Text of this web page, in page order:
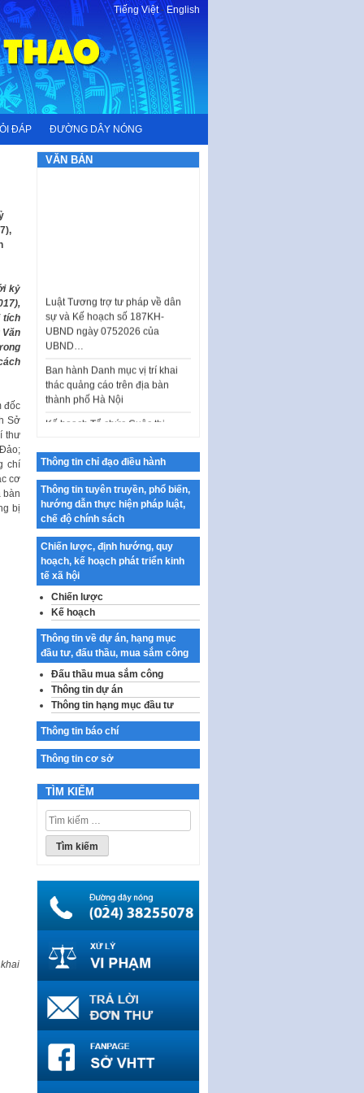
Tiếng Việt-English
ĐÁP ĐƯỜNG DÂY NÓNG
kỷ
tích
đốc
Sở
thư
chí
cơ
bàn
bị
VĂN BẢN
sự và Kế hoạch số 187KH-
UBND ngày 0752026 của
UBND…
Ban hành Danh mục vị trí khai
thành phố Hà Nội
Kế hoạch Tổ chức Cuộc thi
chính luận về bảo vệ nền tảng tư
Công bố công khai dự toán kinh
phí xây dựng pháp luật, hoàn
thiện thể chế, chính…
Quy định về nghiên cứu, ứng
dụng khoa học, công nghệ, đổi
mới sáng tạo và chuyển…
Quy định chi tiết và hướng dẫn
thi hành một số điều của Luật Lý
lịch tư…
Sửa đổi, bổ sung một số nội
dung tại Nghị quyết số 30/NQ-
CP ngày 24 tháng 02…
Ban hành Chương trình hành
động của Chính phủ thực hiện
Nghị quyết số 02-NQ/TW ngày
17…
THÔNG BÁO Tuyển dụng lao
động hợp đồng theo Nghị định
số 111/2022/NĐ-CP ngày
30/12/2022 của Chính…
của Thông tư số 320/2016/TT-
BTC của Bộ trưởng Bộ Tài…
Quy định về quản lý website
Nghị quyết quy định điều kiện,
thủ tục tặng, thu hồi danh hiệu
"Công dân danh dự…
Nghị quyết quy định một số
chính sách thúc đẩy nghiên cứu
khoa học, phát triển công…
Nghị quyết công bố Nghị quyết
quy phạm pháp luật của HĐND
Nghị quyết ban hành quy chế
tiếp công dân của Thường trực
Thông tin chỉ đạo điều hành
Thông tin tuyên truyền, phổ biến,
hướng dẫn thực hiện pháp luật,
chế độ chính sách
Chiến lược, định hướng, quy
hoạch, kế hoạch phát triển kinh
tế xã hội
Chiến lược
Kế hoạch
Thông tin về dự án, hạng mục
đầu tư, đấu thầu, mua sắm công
Đấu thầu mua sắm công
Thông tin dự án
Thông tin hạng mục đầu tư
Thông tin báo chí
Thông tin cơ sở
TÌM KIẾM
Tìm
kiếm
cho: